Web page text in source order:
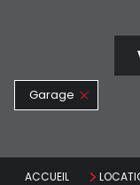
Garage
ACCUEIL